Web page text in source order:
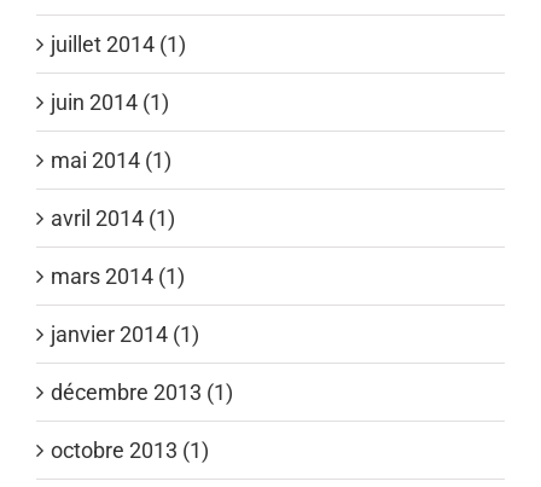
juillet 2014 (1)
juin 2014 (1)
mai 2014 (1)
avril 2014 (1)
mars 2014 (1)
janvier 2014 (1)
décembre 2013 (1)
octobre 2013 (1)